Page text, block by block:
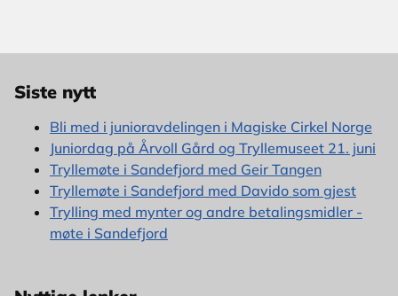
Siste nytt
Bli med i junioravdelingen i Magiske Cirkel Norge
Juniordag på Årvoll Gård og Tryllemuseet 21. juni
Tryllemøte i Sandefjord med Geir Tangen
Tryllemøte i Sandefjord med Davido som gjest
Trylling med mynter og andre betalingsmidler -
møte i Sandefjord